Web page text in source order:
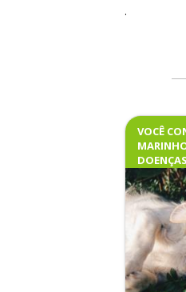
.
VOCÊ
PETS